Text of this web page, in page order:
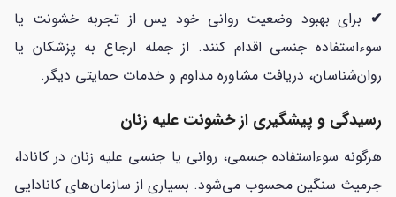
✔ برای بهبود وضعیت روانی خود پس از تجربه خشونت یا
سوءاستفاده جنسی اقدام کنند. از جمله ارجاع به پزشکان یا
روان‌شناسان، دریافت مشاوره مداوم و خدمات حمایتی دیگر.
رسیدگی و پیشگیری از خشونت علیه زنان
هرگونه سوءاستفاده جسمی، روانی یا جنسی علیه زنان در کانادا،
جرمیث سنگین محسوب می‌شود. بسیاری از سازمان‌های کانادایی